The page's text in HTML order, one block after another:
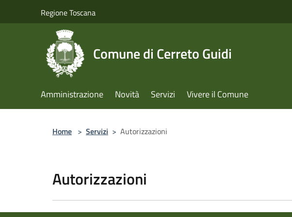
Regione Toscana
Comune di Cerreto Guidi
Amministrazione Novità Servizi Vivere il Comune
Home > Servizi > Autorizzazioni
Autorizzazioni